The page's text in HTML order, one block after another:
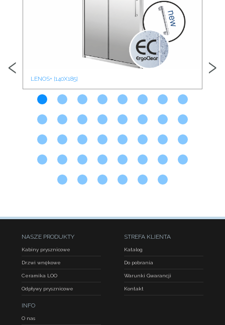
LENOS+ [140X185]
‹ ›
NASZE PRODUKTY
Kabiny prysznicowe
Drzwi wnękowe
Ceramika LOO
Odpływy prysznicowe
STREFA KLIENTA
Katalog
Do pobrania
Warunki Gwarancji
Kontakt
INFO
O nas